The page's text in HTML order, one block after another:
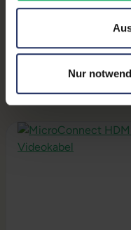
Nur
Produktgalerie